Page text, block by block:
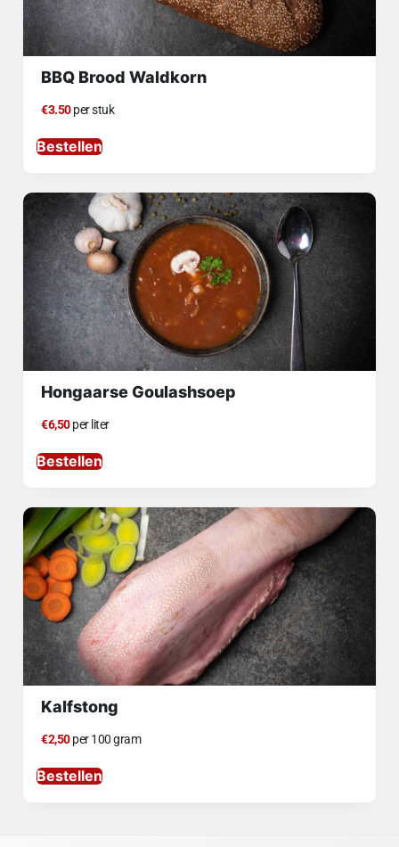
BBQ Brood Waldkorn
€3.50per stuk
Bestellen
Hongaarse Goulashsoep
€6,50per liter
Bestellen
Kalfstong
€2,50per 100 gram
Bestellen